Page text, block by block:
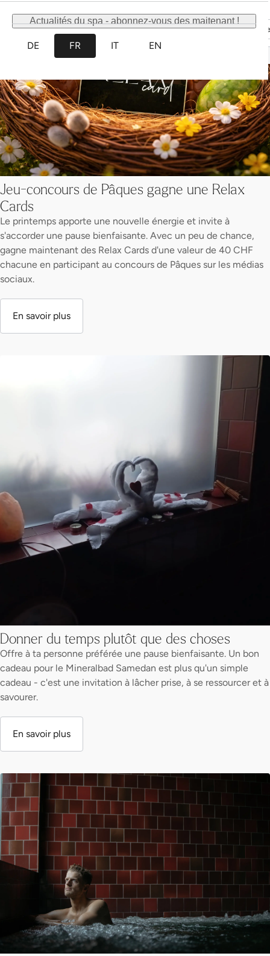
Découvrir davantage Découvrir
Découvrir davantage Découvrir
Actualités du spa - abonnez-vous des maitenant !
DE FR IT EN
Jeu-concours de Pâques gagne une Relax
Cards
Le printemps apporte une nouvelle énergie et invite à
s'accorder une pause bienfaisante. Avec un peu de chance,
gagne maintenant des Relax Cards d'une valeur de 40 CHF
chacune en participant au concours de Pâques sur les médias
sociaux.
En savoir plus
Donner du temps plutôt que des choses
Offre à ta personne préférée une pause bienfaisante. Un bon
cadeau pour le Mineralbad Samedan est plus qu'un simple
cadeau - c'est une invitation à lâcher prise, à se ressourcer et à
savourer.
En savoir plus